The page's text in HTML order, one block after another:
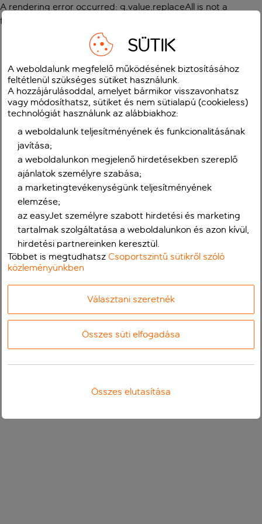
A rendering error occurred: g.value.replaceAll is not a
function
SÜTIK
A weboldalunk megfelelő működésének biztosításához
feltétlenül szükséges sütiket használunk.
A hozzájárulásoddal, amelyet bármikor visszavonhatsz
vagy módosíthatsz, sütiket és nem sütialapú (cookieless)
technológiát használunk az alábbiakhoz:
a weboldalunk teljesítményének és funkcionalitásának
javítása;
a weboldalunkon megjelenő hirdetésekben szereplő
ajánlatok személyre szabása;
a marketingtevékenységünk teljesítményének
elemzése;
az easyJet személyre szabott hirdetési és marketing
tartalmak szolgáltatása a weboldalunkon és azon kívül,
hirdetési partnereinken keresztül.
Többet is megtudhatszCsoportszintű sütikről szóló
közleményünkben
Választani szeretnék
Összes süti elfogadása
Összes elutasítása